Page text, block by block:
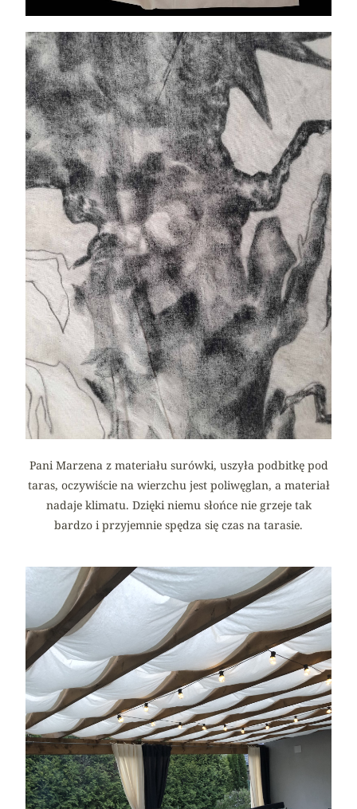
Pani Marzena z materiału surówki, uszyła podbitkę pod
taras, oczywiście na wierzchu jest poliwęglan, a materiał
nadaje klimatu. Dzięki niemu słońce nie grzeje tak
bardzo i przyjemnie spędza się czas na tarasie.